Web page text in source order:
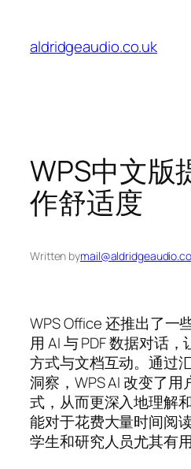
content
aldridgeaudio.co.uk
WPS中文版
作舒适度
Written by
WPS Office 还推出了一
用 AI 与 PDF 数据对话
方式与文档互动。通过
洞察，WPS AI 改变了用
式，从而更深入地理解
能对于花费大量时间阅
学生和研究人员尤其有用